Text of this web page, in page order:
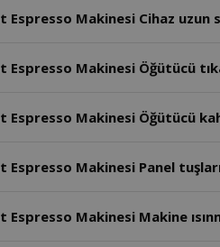
Makinesi Cihaz uzun
Makinesi Öğütücü
Espresso Makinesi Öğütücü
Makinesi Panel
Makinesi Makine